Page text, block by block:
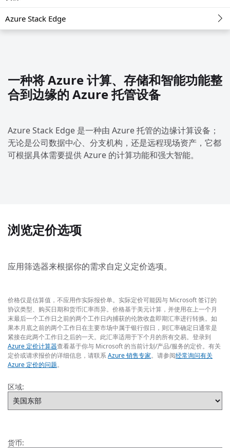
Azure Stack Edge
一种将 Azure 计算、存储和智能功能整
合到边缘的 Azure 托管设备
Azure Stack Edge 是一种由 Azure 托管的边缘计算设备；
无论是公司数据中心、分支机构，还是远程现场资产，它都
可根据具体需要提供 Azure 的计算功能和强大智能。
浏览定价选项
应用筛选器来根据你的需求自定义定价选项。
价格仅是估算值，不应用作实际报价单。实际定价可能因与 Microsoft 签订的
协议类型、购买日期和货币汇率而异。价格基于美元计算，并使用在上一个月
末最后一个工作日之前的两个工作日内捕获的伦敦收盘即期汇率进行转换。如
果本月底之前的两个工作日在主要市场中属于银行假日，则汇率确定日通常是
紧接在此两个工作日之后的一天。此汇率适用于下个月的所有交易。登录到
Azure 定价计算器查看基于你与 Microsoft 的当前计划/产品/服务的定价。有关
定价或请求报价的详细信息，请联系Azure 销售专家。请参阅经常询问有关
Azure 定价的问题。
区域:
货币: